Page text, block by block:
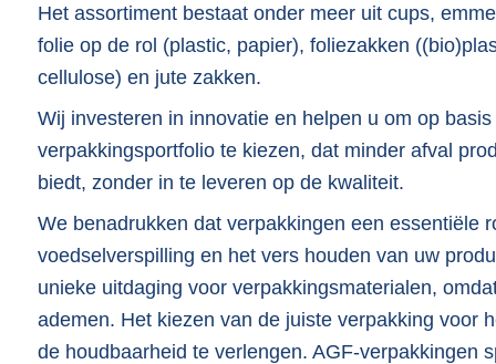
Het assortiment bestaat onder meer uit cups,
folie op de rol (plastic, papier), foliezakken
cellulose) en jute zakken.
Wij investeren in innovatie en helpen u om op
verpakkingsportfolio te kiezen, dat minder afval
biedt, zonder in te leveren op de kwaliteit.
We benadrukken dat verpakkingen een essentiële
voedselverspilling en het vers houden van uw
unieke uitdaging voor verpakkingsmaterialen,
ademen. Het kiezen van de juiste verpakking voor
de houdbaarheid te verlengen. AGF-verpakkingen